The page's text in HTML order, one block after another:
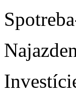
Spotreba